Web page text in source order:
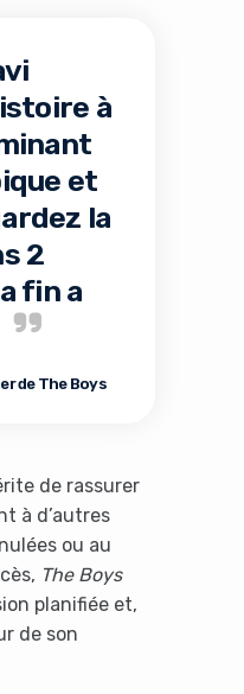
à
et
la
2
fin a
de The Boys
de rassurer
à d’autres
ou au
The Boys
planifiée et,
de son